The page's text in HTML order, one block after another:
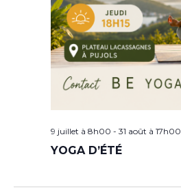
9 juillet à 8h00 - 31 août à 17h00
YOGA D’ÉTÉ